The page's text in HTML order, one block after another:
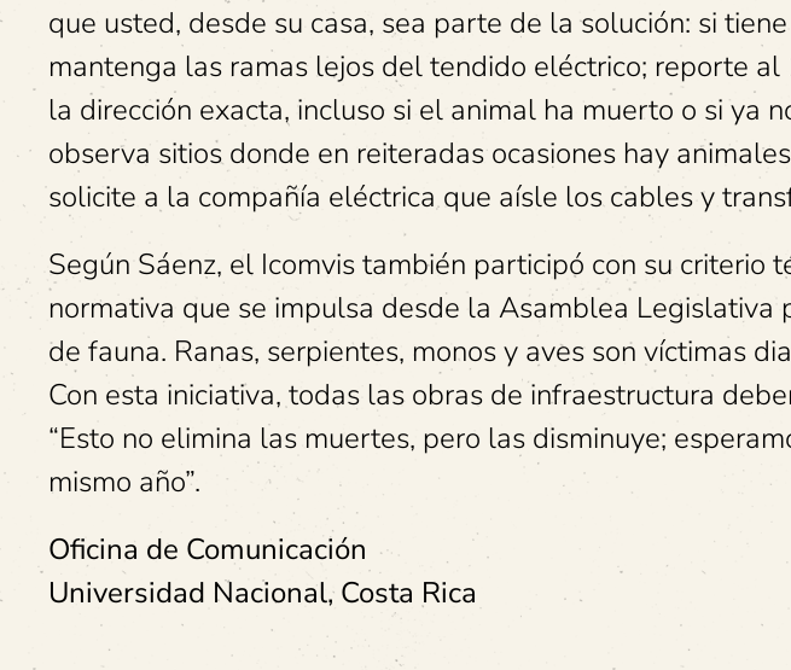
que usted, desde su casa, sea parte de la solución: si
mantenga las ramas lejos del tendido eléctrico; reporte
la dirección exacta, incluso si el animal ha muerto o si ya
observa sitios donde en reiteradas ocasiones hay
solicite a la compañía eléctrica que aísle los cables y
Según Sáenz, el Icomvis también participó con su criterio
normativa que se impulsa desde la Asamblea Legislativa
de fauna. Ranas, serpientes, monos y aves son víctimas
Con esta iniciativa, todas las obras de infraestructura
“Esto no elimina las muertes, pero las disminuye;
mismo año”.
Oficina de Comunicación
Universidad Nacional, Costa Rica